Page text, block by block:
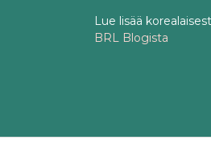
Lue lisää
BRL Blogista